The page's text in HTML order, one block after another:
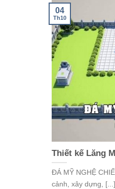
Thiết kế Lăng
ĐÁ MỸ NGHỆ
cảnh, xây dựng, [...]
04
Th10